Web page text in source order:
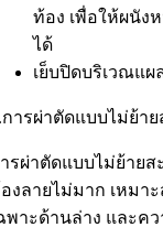
ท้อง เพื่อให้ผนัง
ได้
เย็บปิดบริเวณแผ
การผ่าตัดแบบไม่ย้าย
รผ่าตัดแบบไม่ย้าย
งลายไม่มาก เหม
พาะด้านล่าง และค